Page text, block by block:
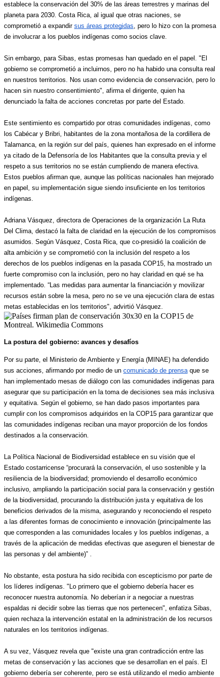
establece la conservación del 30% de las áreas terrestres y marinas del
planeta para 2030. Costa Rica, al igual que otras naciones, se
comprometió a expandir sus áreas protegidas , pero lo hizo con la promesa
de involucrar a los pueblos indígenas como socios clave.
Sin embargo, para Sibas, estas promesas han quedado en el papel. "El
gobierno se comprometió a incluirnos, pero no ha habido una consulta real
en nuestros territorios. Nos usan como evidencia de conservación, pero lo
hacen sin nuestro consentimiento", afirma el dirigente, quien ha
denunciado la falta de acciones concretas por parte del Estado.
Este sentimiento es compartido por otras comunidades indígenas, como
los Cabécar y Bribri, habitantes de la zona montañosa de la cordillera de
Talamanca, en la región sur del país, quienes han expresado en el informe
ya citado de la Defensoría de los Habitantes que la consulta previa y el
respeto a sus territorios no se están cumpliendo de manera efectiva.
Estos pueblos afirman que, aunque las políticas nacionales han mejorado
en papel, su implementación sigue siendo insuficiente en los territorios
indígenas.
Adriana Vásquez, directora de Operaciones de la organización La Ruta
Del Clima, destacó la falta de claridad en la ejecución de los compromisos
asumidos. Según Vásquez, Costa Rica, que co-presidió la coalición de
alta ambición y se comprometió con la inclusión del respeto a los
derechos de los pueblos indígenas en la pasada COP15, ha mostrado un
fuerte compromiso con la inclusión, pero no hay claridad en qué se ha
implementado. “Las medidas para aumentar la financiación y movilizar
recursos están sobre la mesa, pero no se ve una ejecución clara de estas
metas establecidas en los territorios", advirtió Vásquez.​
La postura del gobierno: avances y desafíos
Por su parte, el Ministerio de Ambiente y Energía (MINAE) ha defendido
sus acciones, afirmando por medio de un comunicado de prensa que se
han implementado mesas de diálogo con las comunidades indígenas para
asegurar que su participación en la toma de decisiones sea más inclusiva
y equitativa. Según el gobierno, se han dado pasos importantes para
cumplir con los compromisos adquiridos en la COP15 para garantizar que
las comunidades indígenas reciban una mayor proporción de los fondos
destinados a la conservación.
La Política Nacional de Biodiversidad establece en su visión que el
Estado costarricense “procurará la conservación, el uso sostenible y la
resiliencia de la biodiversidad; promoviendo el desarrollo económico
inclusivo, ampliando la participación social para la conservación y gestión
de la biodiversidad, procurando la distribución justa y equitativa de los
beneficios derivados de la misma, asegurando y reconociendo el respeto
a las diferentes formas de conocimiento e innovación (principalmente las
que corresponden a las comunidades locales y los pueblos indígenas, a
través de la aplicación de medidas efectivas que aseguren el bienestar de
las personas y del ambiente)” .
No obstante, esta postura ha sido recibida con escepticismo por parte de
los líderes indígenas. "Lo primero que el gobierno debería hacer es
reconocer nuestra autonomía. No deberían ir a negociar a nuestras
espaldas ni decidir sobre las tierras que nos pertenecen", enfatiza Sibas,
quien rechaza la intervención estatal en la administración de los recursos
naturales en los territorios indígenas.
A su vez, Vásquez revela que "existe una gran contradicción entre las
metas de conservación y las acciones que se desarrollan en el país. El
gobierno debería ser coherente, pero se está utilizando el medio ambiente